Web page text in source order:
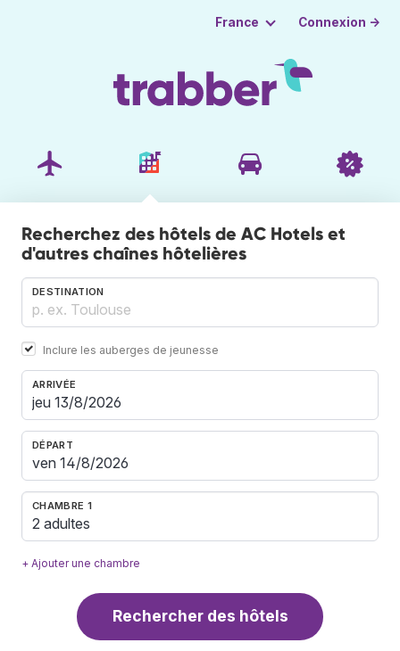
France Connexion →
Recherchez des hôtels de AC Hotels et
d'autres chaînes hôtelières
DESTINATION
Inclure les auberges de jeunesse
ARRIVÉE
DÉPART
CHAMBRE 1
2 adultes
+ Ajouter une chambre
Rechercher des hôtels